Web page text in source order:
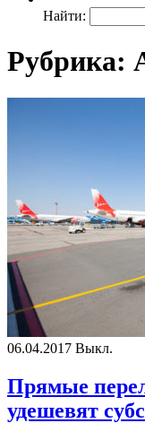
Найти:
Рубрика:
06.04.2017 Выкл.
Прямые
удешевят